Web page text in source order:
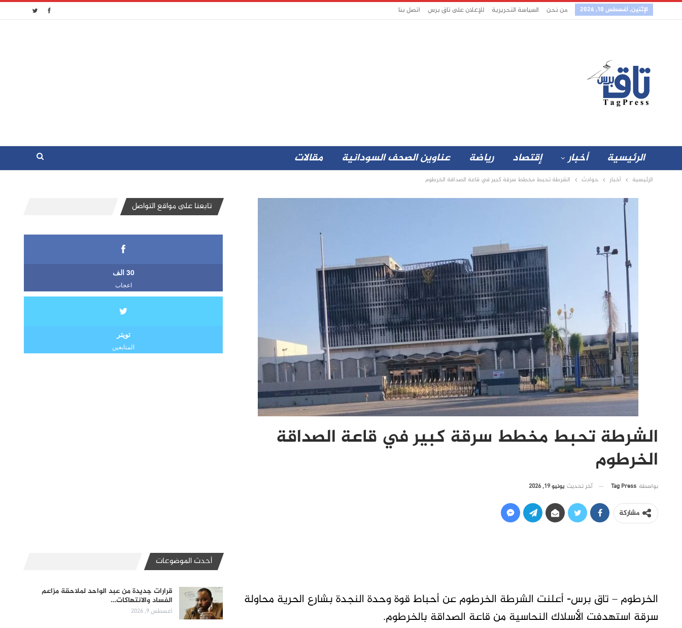
الإثنين, أغسطس 10, 2026 من نحن السياسة التحريرية للإعلان على تاق برس اتصل بنا
الرئيسية أخبار إقتصاد رياضة عناوين الصحف السودانية مقالات
الرئيسية أخبار حوادث الشرطة تحبط مخطط سرقة كبير في قاعة الصداقة الخرطوم
الشرطة تحبط مخطط سرقة كبير في قاعة الصداقة
الخرطوم
بواسطة Tag Press آخر تحديث يونيو 19, 2026
مشاركة
الخرطوم – تاق برس- أعلنت الشرطة الخرطوم عن أحباط قوة وحدة النجدة بشارع الحرية محاولة
سرقة استهدفت الأسلاك النحاسية من قاعة الصداقة بالخرطوم.
تابعنا على مواقع التواصل
30 الف
اعجاب
تويتر
المتابعين
أحدث الموضوعات
قرارات جديدة من عبد الواحد لملاحقة مزاعم
الفساد والانتهاكات…
أغسطس 9, 2026